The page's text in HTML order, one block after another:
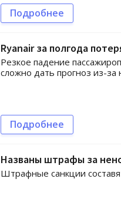
Подробнее
Ryanair за полгода
Резкое падение
сложно дать прогноз из-за
Подробнее
Названы штрафы за
Штрафные санкции